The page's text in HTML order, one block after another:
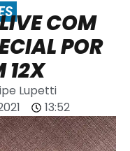
COM
POR
12X
Lupetti
13:52